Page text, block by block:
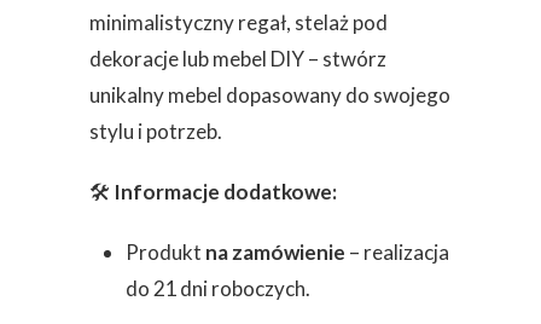
minimalistyczny regał, stelaż pod
dekoracje lub mebel DIY – stwórz
unikalny mebel dopasowany do swojego
stylu i potrzeb.
🛠 Informacje dodatkowe:
Produkt na zamówienie – realizacja
do 21 dni roboczych.